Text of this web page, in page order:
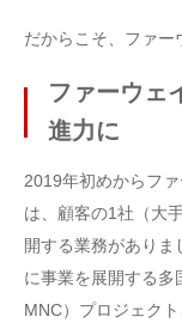
だからこそ、ファー
ファーウェ
進力に
2019年初めからフ
は、顧客の1社（大
開する業務がありま
に事業を展開する多
MNC）プロジェク